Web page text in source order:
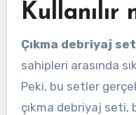
Kullanılır
Çıkma debriyaj
sahipleri arasında
Peki, bu setler
çıkma debriyaj seti,